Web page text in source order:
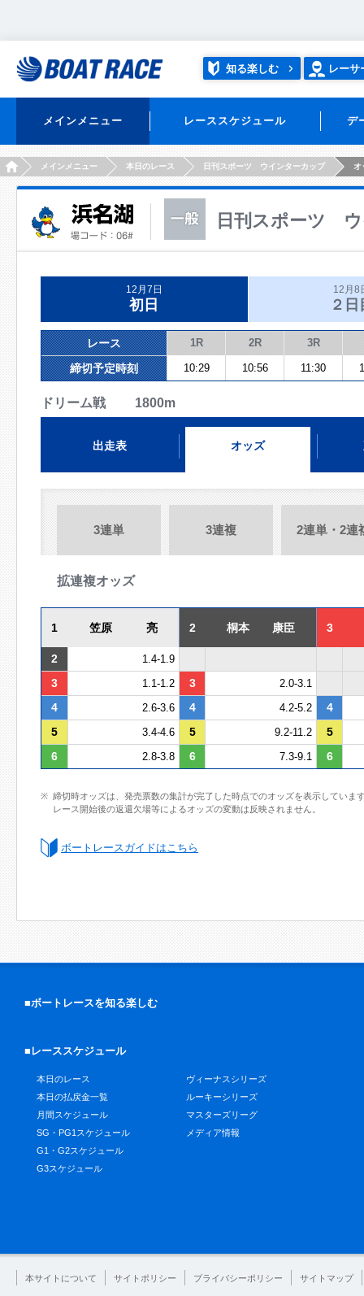
知る楽しむ レーサ
メインメニュー レーススケジュール デ
HOMEメインメニュー 本日のレース 日刊スポーツ ウインターカップ オ
日刊スポーツ
12月7日
初日
12月8
２日
レース 1R 2R 3R
締切予定時刻 10:29 10:56 11:30
ドリーム戦 1800m
出走表 オッズ
3連単 3連複 2連単・2連
拡連複オッズ
1 笠原 亮 2 桐本 康臣 3
2 1.4-1.9
3 1.1-1.2 3 2.0-3.1
4 2.6-3.6 4 4.2-5.2
4
5
3.4-4.6 5 9.2-11.2
5
6
2.8-3.8 6 7.3-9.1 6
締切時オッズは、発売票数の集計が完了した時点でのオッズを表示していま
レース開始後の返還欠場等によるオッズの変動は反映されません。
ボートレースガイドはこちら
■ボートレースを知る楽しむ
■レーススケジュール
本日のレース
本日の払戻金一覧
月間スケジュール
SG・PG1スケジュール
G1・G2スケジュール
G3スケジュール
ヴィーナスシリーズ
ルーキーシリーズ
マスターズリーグ
メディア情報
本サイトについて サイトポリシー プライバシーポリシー サイトマップ